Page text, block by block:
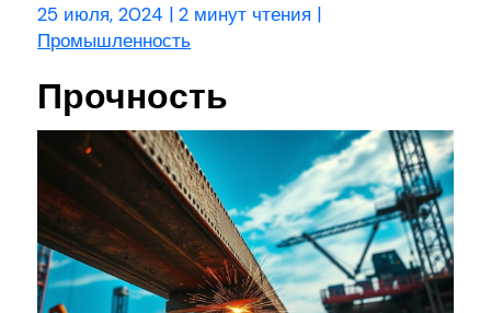
25 июля, 2024 |2 минут чтения |
Промышленность
Прочность